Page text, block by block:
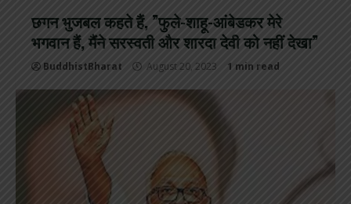
छगन भुजबल कहते हैं, ”फुले-शाहू-आंबेडकर मेरे
भगवान हैं, मैंने सरस्वती और शारदा देवी को नहीं देखा”
BuddhistBharat August 20, 2023 1 min read